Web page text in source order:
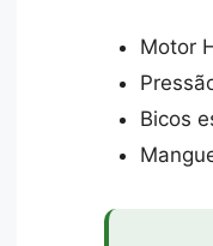
Motor
Bicos